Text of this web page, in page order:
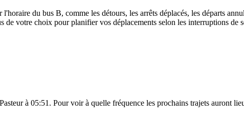
du bus B, comme les détours, les arrêts déplacés, les départs
votre choix pour planifier vos déplacements selon les interruptions de
à 05:51. Pour voir à quelle fréquence les prochains trajets auront